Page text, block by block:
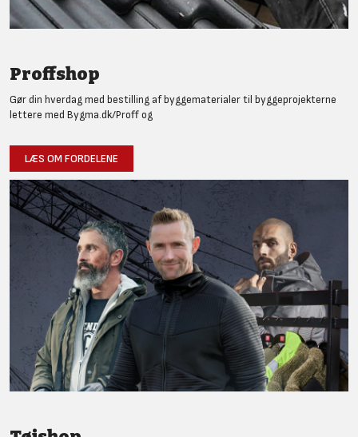
Proffshop
Gør din hverdag med bestilling af byggematerialer til byggeprojekterne
lettere med Bygma.dk/Proff og
LÆS OM FORDELENE